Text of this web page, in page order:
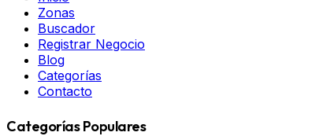
Zonas
Buscador
Registrar Negocio
Blog
Categorías
Contacto
Categorías Populares